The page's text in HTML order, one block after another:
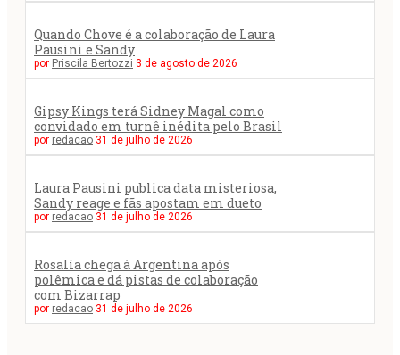
Quando Chove é a colaboração de Laura
Pausini e Sandy
por Priscila Bertozzi 3 de agosto de 2026
Gipsy Kings terá Sidney Magal como
convidado em turnê inédita pelo Brasil
por redacao 31 de julho de 2026
Laura Pausini publica data misteriosa,
Sandy reage e fãs apostam em dueto
por redacao 31 de julho de 2026
Rosalía chega à Argentina após
polêmica e dá pistas de colaboração
com Bizarrap
por redacao 31 de julho de 2026